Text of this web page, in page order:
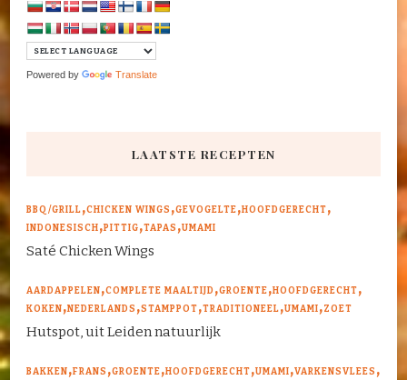
Powered by Translate
LAATSTE RECEPTEN
BBQ/GRILL CHICKEN WINGS GEVOGELTE HOOFDGERECHT
INDONESISCH PITTIG TAPAS UMAMI
Saté Chicken Wings
AARDAPPELEN COMPLETE MAALTIJD GROENTE HOOFDGERECHT
KOKEN NEDERLANDS STAMPPOT TRADITIONEEL UMAMI ZOET
Hutspot, uit Leiden natuurlijk
BAKKEN FRANS GROENTE HOOFDGERECHT UMAMI VARKENSVLEES